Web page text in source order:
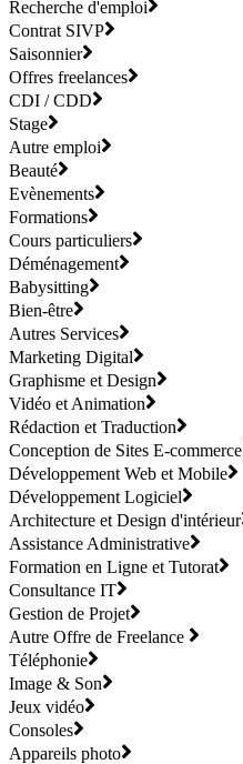
Recherche d'emploi
Contrat SIVP
Saisonnier
Offres freelances
CDI / CDD
Stage
Autre emploi
Beauté
Evènements
Formations
Cours particuliers
Déménagement
Babysitting
Bien-être
Autres Services
Marketing Digital
Graphisme et Design
Vidéo et Animation
Rédaction et Traduction
Conception de Sites E-commerce
Développement Web et Mobile
Développement Logiciel
Architecture et Design d'intérieur
Assistance Administrative
Formation en Ligne et Tutorat
Consultance IT
Gestion de Projet
Autre Offre de Freelance
Téléphonie
Image & Son
Jeux vidéo
Consoles
Appareils photo